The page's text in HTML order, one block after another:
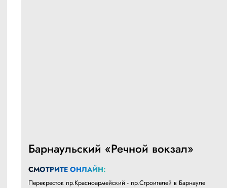
Барнаульский «Речной вокзал»
СМОТРИТЕ ОНЛАЙН:
Перекресток пр.Красноармейский - пр.Строителей в Барнауле